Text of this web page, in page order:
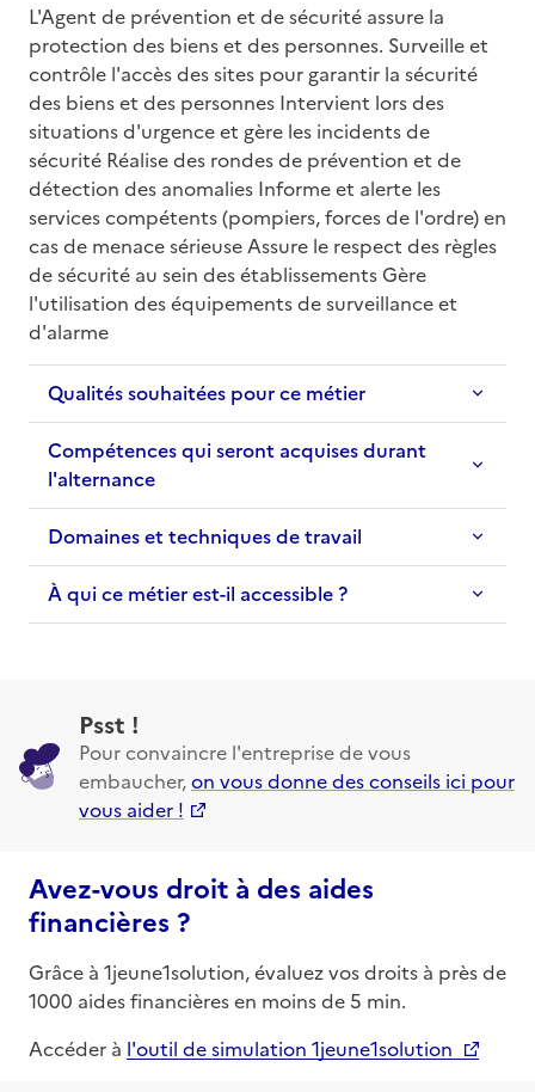
L'Agent de prévention et de sécurité assure la
protection des biens et des personnes. Surveille et
contrôle l'accès des sites pour garantir la sécurité
des biens et des personnes Intervient lors des
situations d'urgence et gère les incidents de
sécurité Réalise des rondes de prévention et de
détection des anomalies Informe et alerte les
services compétents (pompiers, forces de l'ordre) en
cas de menace sérieuse Assure le respect des règles
de sécurité au sein des établissements Gère
l'utilisation des équipements de surveillance et
d'alarme
Qualités souhaitées pour ce métier
Compétences qui seront acquises durant
l'alternance
Domaines et techniques de travail
À qui ce métier est-il accessible ?
Psst !
Pour convaincre l'entreprise de vous
embaucher,on vous donne des conseils ici pour
vous aider !
Avez-vous droit à des aides
financières ?
Grâce à 1jeune1solution, évaluez vos droits à près de
1000 aides financières en moins de 5 min.
Accéder à l'outil de simulation 1jeune1solution